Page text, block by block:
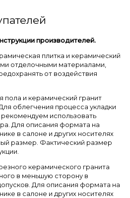
производителей.
плитка и керамический
отделочными материалами,
от воздействия
пола и керамический гранит
облегчения процесса укладки
рекомендуем использовать
Для описания формата на
в салоне и других носителях
размер. Фактический размер
керамического гранита
в меньшую сторону в
Для описания формата на
в салоне и других носителях